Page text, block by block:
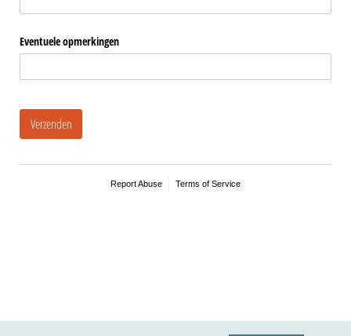
Eventuele opmerkingen
Verzenden
Report Abuse Terms of Service